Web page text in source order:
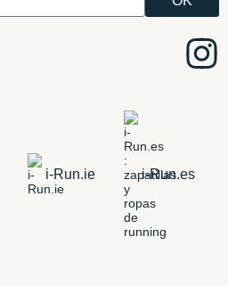
i-Run.ie i-Run.es